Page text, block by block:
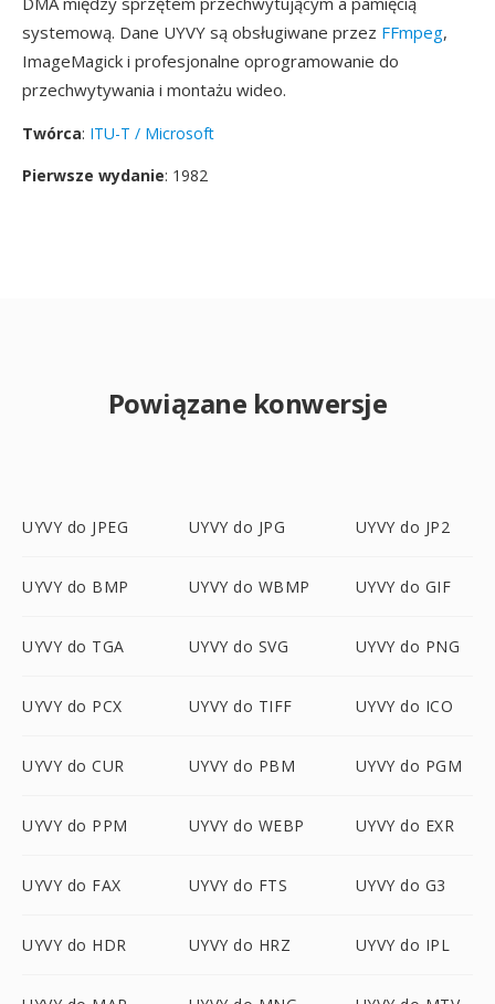
systemową. Dane UYVY są obsługiwane przez FFmpeg,
ImageMagick i profesjonalne oprogramowanie do
przechwytywania i montażu wideo.
Twórca: ITU-T / Microsoft
Pierwsze wydanie: 1982
Powiązane konwersje
UYVY do JPEG UYVY do JPG UYVY do JP2
UYVY do BMP UYVY do WBMP UYVY do GIF
UYVY do TGA UYVY do SVG UYVY do PNG
UYVY do PCX UYVY do TIFF UYVY do ICO
UYVY do CUR UYVY do PBM UYVY do PGM
UYVY do PPM UYVY do WEBP UYVY do EXR
UYVY do FAX UYVY do FTS UYVY do G3
UYVY do HDR UYVY do HRZ UYVY do IPL